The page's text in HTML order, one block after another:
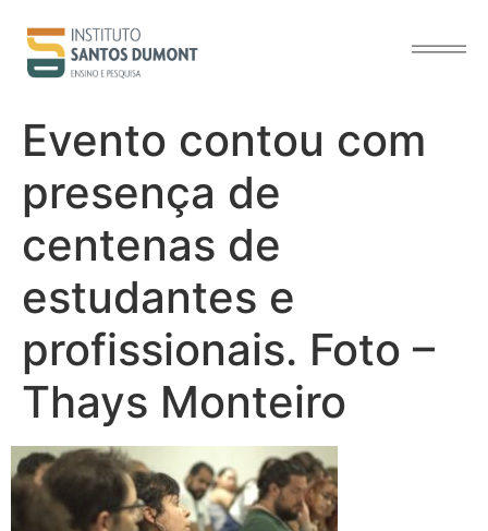
conteúdo
Evento contou com
presença de
centenas de
estudantes e
profissionais. Foto –
Thays Monteiro